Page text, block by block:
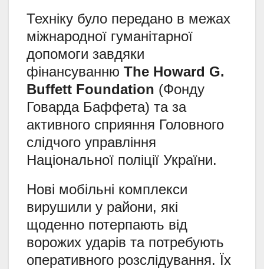
Техніку було передано в межах
міжнародної гуманітарної
допомоги завдяки
фінансуванню The Howard G.
Buffett Foundation (Фонду
Говарда Баффета) та за
активного сприяння Головного
слідчого управління
Національної поліції України.
Нові мобільні комплекси
вирушили у райони, які
щоденно потерпають від
ворожих ударів та потребують
оперативного розслідування. Їх